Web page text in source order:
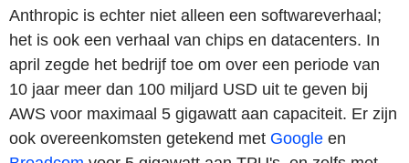
Anthropic is echter niet alleen een softwareverhaal;
het is ook een verhaal van chips en datacenters. In
april zegde het bedrijf toe om over een periode van
10 jaar meer dan 100 miljard USD uit te geven bij
AWS voor maximaal 5 gigawatt aan capaciteit. Er zijn
ook overeenkomsten getekend met Google en